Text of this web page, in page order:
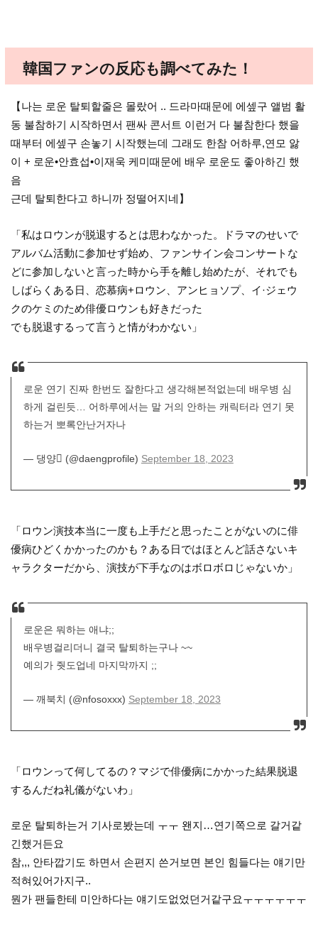
韓国ファンの反応も調べてみた！
【나는 로운 탈퇴할줄은 몰랐어 .. 드라마때문에 에셒구 앨범 활
동 불참하기 시작하면서 팬싸 콘서트 이런거 다 불참한다 했을
때부터 에셒구 손놓기 시작했는데 그래도 한참 어하루,연모 앓
이 + 로운•안효섭•이재욱 케미때문에 배우 로운도 좋아하긴 했
음
근데 탈퇴한다고 하니까 정떨어지네】
「私はロウンが脱退するとは思わなかった。ドラマのせいで
アルバム活動に参加せず始め、ファンサイン会コンサートな
どに参加しないと言った時から手を離し始めたが、それでも
しばらくある日、恋慕病+ロウン、アンヒョソプ、イ·ジェウ
クのケミのため俳優ロウンも好きだった
でも脱退するって言うと情がわかない」
로운 연기 진짜 한번도 잘한다고 생각해본적없는데 배우병 심
하게 걸린듯… 어하루에서는 말 거의 안하는 캐릭터라 연기 못
하는거 뽀록안난거자나
— 댕양 (@daengprofile) September 18, 2023
「ロウン演技本当に一度も上手だと思ったことがないのに俳
優病ひどくかかったのかも？ある日ではほとんど話さないキ
ャラクターだから、演技が下手なのはボロボロじゃないか」
로운은 뭐하는 애냐;;
배우병걸리더니 결국 탈퇴하는구나 ~~
예의가 줫도업네 마지막까지 ;;
— 깨북치 (@nfosoxxx) September 18, 2023
「ロウンって何してるの？マジで俳優病にかかった結果脱退
するんだね礼儀がないわ」
로운 탈퇴하는거 기사로봤는데 ㅜㅜ 왠지…연기쪽으로 갈거같
긴했거든요
참,,, 안타깝기도 하면서 손편지 쓴거보면 본인 힘들다는 얘기만
적혀있어가지구..
뭔가 팬들한테 미안하다는 얘기도없었던거같구요ㅜㅜㅜㅜㅜㅜ